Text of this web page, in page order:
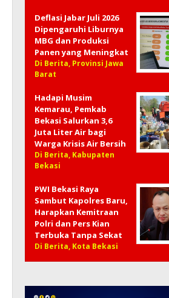
Deflasi Jabar Juli 2026
Dipengaruhi Liburnya
MBG dan Produksi
Panen yang Meningkat
Di Berita, Provinsi Jawa
Barat
Hadapi Musim
Kemarau, Pemkab
Bekasi Salurkan 3,6
Juta Liter Air bagi
Warga Krisis Air Bersih
Di Berita, Kabupaten
Bekasi
PWI Bekasi Raya
Sambut Kapolres Baru,
Harapkan Kemitraan
Polri dan Pers Kian
Terbuka Tanpa Sekat
Di Berita, Kota Bekasi